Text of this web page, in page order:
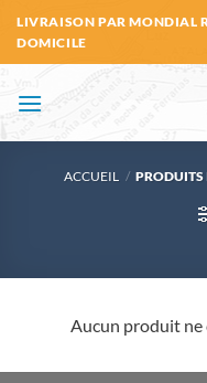
Passer
au
contenu
LIVRAISON PAR MONDIAL
DOMICILE
ACCUEIL / PRODUITS
Aucun produit ne